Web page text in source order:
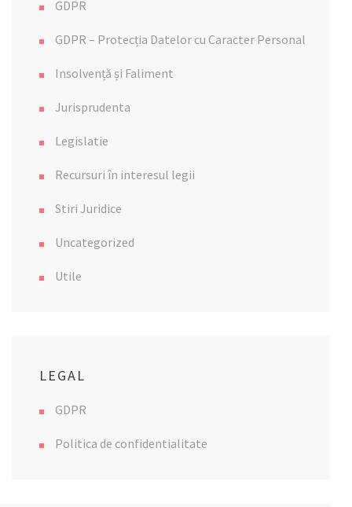
GDPR
GDPR – Protecția Datelor cu Caracter Personal
Insolvență și Faliment
Jurisprudenta
Legislatie
Recursuri în interesul legii
Stiri Juridice
Uncategorized
Utile
LEGAL
GDPR
Politica de confidentialitate